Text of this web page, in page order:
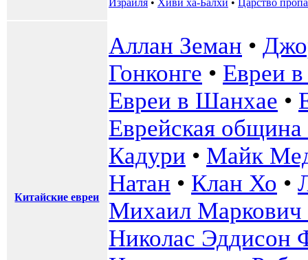
Китайские евреи
Аллан Земан •
Гонконге • Евреи
Евреи в Шанхае •
Еврейская
Кадури • Майк
Натан • Клан Хо •
Михаил Маркович
Николас Эддисон